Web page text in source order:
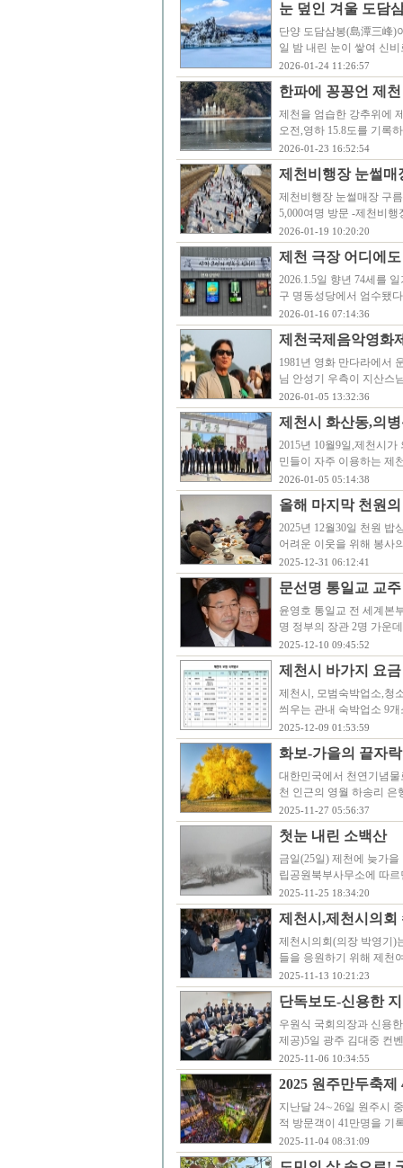
눈 덮인 겨울 도담
단양 도담삼봉(島潭三峰)
일 밤 내린 눈이 쌓여 신
2026-01-24 11:26:57
한파에 꽁꽁언 제
제천을 엄습한 강추위에
오전,영하 15.8도를 기록
2026-01-23 16:52:54
제천비행장 눈썰
제천비행장 눈썰매장 구
5,000여명 방문 -제천비
2026-01-19 10:20:20
제천 극장 어디에
2026.1.5일 향년 74세를
구 명동성당에서 엄수됐
2026-01-16 07:14:36
제천국제음악영화
1981년 영화 만다라에서
님 안성기 우측이 지산스
2026-01-05 13:32:36
제천시 화산동,의
2015년 10월9일,제천시
민들이 자주 이용하는 제
2026-01-05 05:14:38
올해 마지막 천원
2025년 12월30일 천원 밥
어려운 이웃을 위해 봉사
2025-12-31 06:12:41
문선명 통일교 교
윤영호 통일교 전 세계본
명 정부의 장관 2명 가운
2025-12-10 09:45:52
제천시 바가지 요
제천시, 모범숙박업소,청
씌우는 관내 숙박업소 9
2025-12-09 01:53:59
화보-가을의 끝자
대한민국에서 천연기념
천 인근의 영월 하송리
2025-11-27 05:56:37
첫눈 내린 소백산
금일(25일) 제천에 늦가
립공원북부사무소에 따
2025-11-25 18:34:20
제천시,제천시의회
제천시의회(의장 박영기)
들을 응원하기 위해 제천
2025-11-13 10:21:23
단독보도-신용한
우원식 국회의장과 신용
제공)5일 광주 김대중 컨
2025-11-06 10:34:55
2025 원주만두축
지난달 24∼26일 원주시
적 방문객이 41만명을 기
2025-11-04 08:31:09